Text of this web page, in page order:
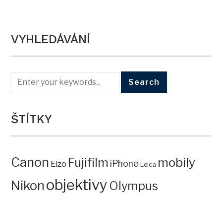
VYHLEDÁVÁNÍ
ŠTÍTKY
Canon Eizo Fujifilm iPhone Leica mobily
Nikon objektivy Olympus